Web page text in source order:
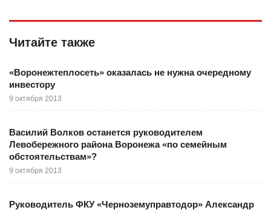
Читайте также
«Воронежтеплосеть» оказалась не нужна очередному
инвестору
9 октября 2013
Василий Волков останется руководителем
Левобережного района Воронежа «по семейным
обстоятельствам»?
9 октября 2013
Руководитель ФКУ «Черноземуправтодор» Александр